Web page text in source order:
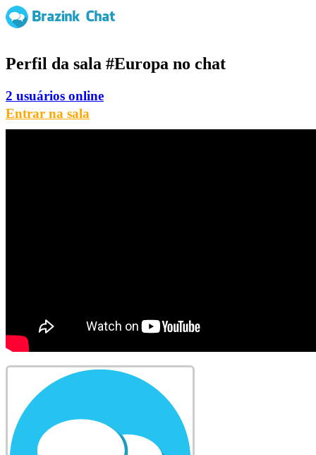
Perfil da sala #Europa no chat
2 usuários online
Entrar na sala